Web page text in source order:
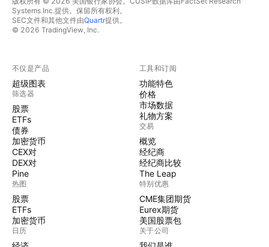
Systems Inc.提供。保留所有权利。
SEC文件和其他文件由Quartr提供。
© 2026 TradingView, Inc.
不仅是产品
超级图表
筛选器
股票
ETFs
债券
加密货币
CEX对
DEX对
Pine
热图
股票
ETFs
加密货币
日历
工具和订阅
功能特色
价格
市场数据
礼物方案
交易
概览
经纪商
经纪商比较
The Leap
特别优惠
CME集团期货
Eurex期货
美国股票包
关于公司